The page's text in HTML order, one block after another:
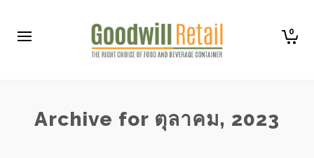
0
Archive for ตุลาคม, 2023